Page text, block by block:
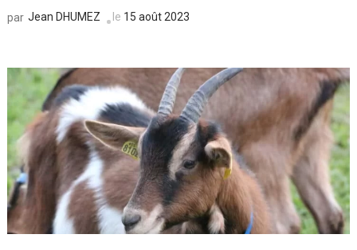
par Jean DHUMEZ le 15 août 2023